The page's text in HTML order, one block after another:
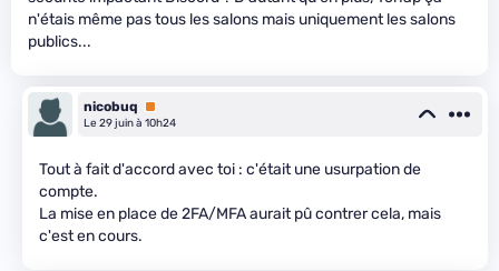
n'étais même pas tous les salons mais uniquement les salons
publics...
nicobuq
Premium
Le 29 juin à 10h24
Tout à fait d'accord avec toi : c'était une usurpation de
compte.
La mise en place de 2FA/MFA aurait pû contrer cela, mais
c'est en cours.